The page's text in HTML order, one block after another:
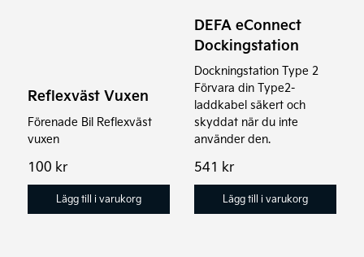
Reflexväst Vuxen
Förenade Bil Reflexväst
vuxen
100 kr
Lägg till i varukorg
DEFA eConnect
Dockingstation
Dockningstation Type 2
Förvara din Type2-
laddkabel säkert och
skyddat när du inte
använder den.
541 kr
Lägg till i varukorg